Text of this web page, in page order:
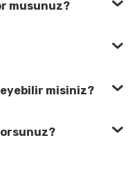
musunuz?
misiniz?